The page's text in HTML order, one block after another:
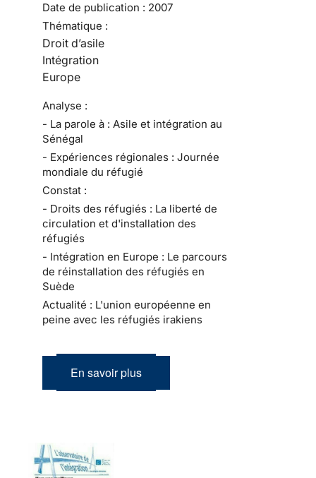
Date de publication : 2007
Thématique :
Droit d’asile
Intégration
Europe
Analyse :
- La parole à : Asile et intégration au
Sénégal
- Expériences régionales : Journée
mondiale du réfugié
Constat :
- Droits des réfugiés : La liberté de
circulation et d'installation des
réfugiés
- Intégration en Europe : Le parcours
de réinstallation des réfugiés en
Suède
Actualité : L'union européenne en
peine avec les réfugiés irakiens
En savoir plus